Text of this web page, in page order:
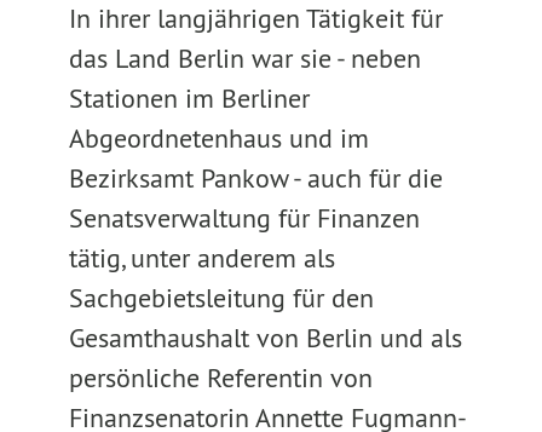
In ihrer langjährigen Tätigkeit für
das Land Berlin war sie - neben
Stationen im Berliner
Abgeordnetenhaus und im
Bezirksamt Pankow - auch für die
Senatsverwaltung für Finanzen
tätig, unter anderem als
Sachgebietsleitung für den
Gesamthaushalt von Berlin und als
persönliche Referentin von
Finanzsenatorin Annette Fugmann-